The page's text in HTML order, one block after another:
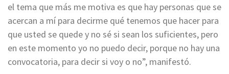
el tema que más me motiva es que hay personas que se
acercan a mí para decirme qué tenemos que hacer para
que usted se quede y no sé si sean los suficientes, pero
en este momento yo no puedo decir, porque no hay una
convocatoria, para decir si voy o no”, manifestó.